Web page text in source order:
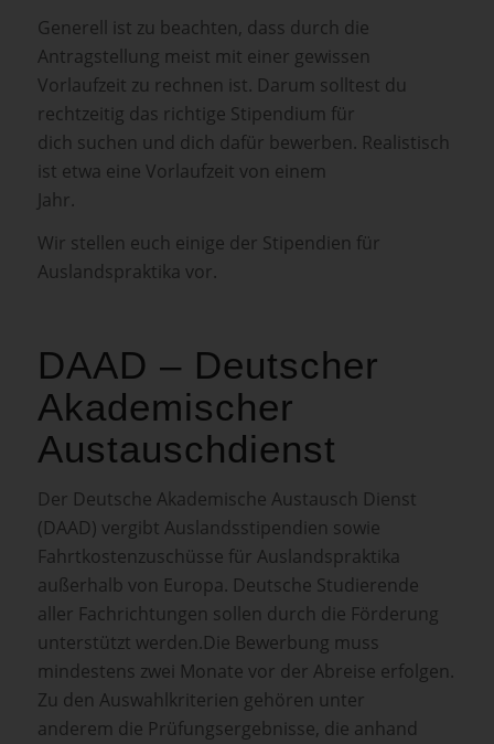
Generell ist zu beachten, dass durch die
Antragstellung meist mit einer gewissen
Vorlaufzeit zu rechnen ist. Darum solltest du
rechtzeitig das richtige Stipendium für
dich suchen und dich dafür bewerben. Realistisch
ist etwa eine Vorlaufzeit von einem
Jahr.
Wir stellen euch einige der Stipendien für
Auslandspraktika vor.
DAAD – Deutscher
Akademischer
Austauschdienst
Der Deutsche Akademische Austausch Dienst
(DAAD) vergibt Auslandsstipendien sowie
Fahrtkostenzuschüsse für Auslandspraktika
außerhalb von Europa. Deutsche Studierende
aller Fachrichtungen sollen durch die Förderung
unterstützt werden.Die Bewerbung muss
mindestens zwei Monate vor der Abreise erfolgen.
Zu den Auswahlkriterien gehören unter
anderem die Prüfungsergebnisse, die anhand